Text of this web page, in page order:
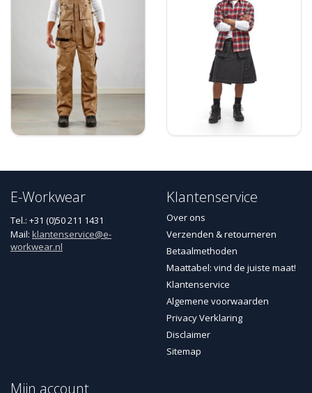
E-Workwear
Tel.: +31 (0)50 211 1431
Mail: klantenservice@e-
workwear.nl
Klantenservice
Over ons
Verzenden & retourneren
Betaalmethoden
Maattabel: vind de juiste maat!
Klantenservice
Algemene voorwaarden
Privacy Verklaring
Disclaimer
Sitemap
Mijn account